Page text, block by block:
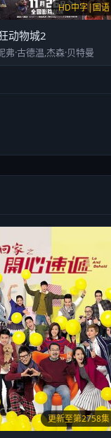
HD中字|国语
动物城2
弗·古德温,杰森·贝特曼
更新至第2758集